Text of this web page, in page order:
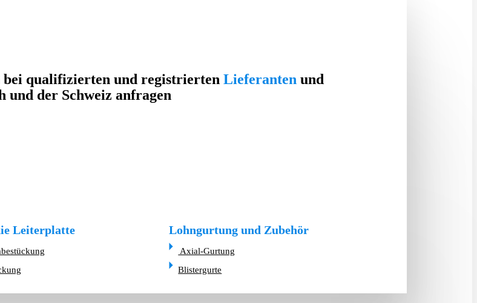
qualifizierten und registrierten Lieferanten und
und der Schweiz anfragen
Leiterplatte Lohngurtung und Zubehör
Axial-Gurtung
Blistergurte